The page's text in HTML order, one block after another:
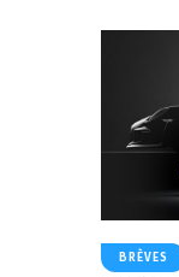
BRÈVES